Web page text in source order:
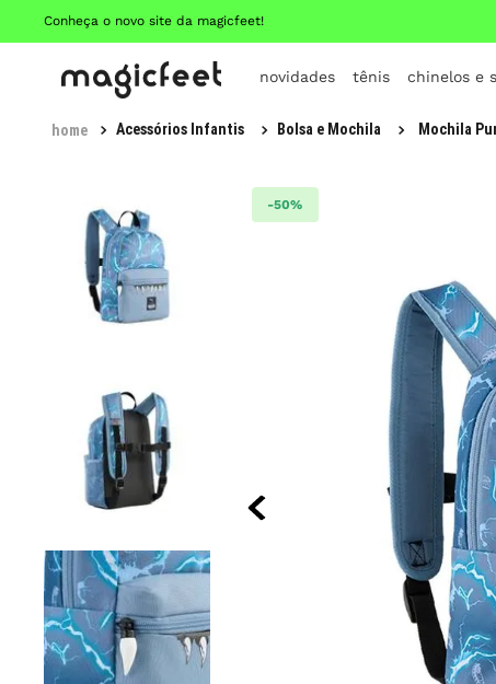
Conheça o novo site da magicfeet!
novidades tênis chinelos e
Acessórios Infantis Bolsa e Mochila Mochila
-50%